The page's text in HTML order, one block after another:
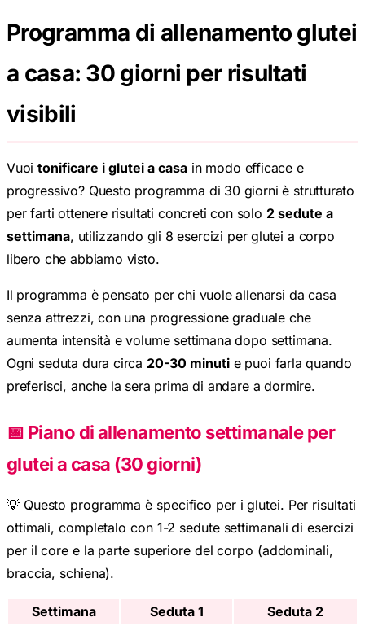
Programma di allenamento glutei
a casa: 30 giorni per risultati
visibili
Vuoitonificare i glutei a casa in modo efficace e
progressivo? Questo programma di 30 giorni è strutturato
per farti ottenere risultati concreti con solo 2 sedute a
settimana , utilizzando gli 8 esercizi per glutei a corpo
libero che abbiamo visto.
Il programma è pensato per chi vuole allenarsi da casa
senza attrezzi, con una progressione graduale che
aumenta intensità e volume settimana dopo settimana.
Ogni seduta dura circa 20-30 minutie puoi farla quando
preferisci, anche la sera prima di andare a dormire.
📅 Piano di allenamento settimanale per
glutei a casa (30 giorni)
💡 Questo programma è specifico per i glutei. Per risultati
ottimali, completalo con 1-2 sedute settimanali di esercizi
per il core e la parte superiore del corpo (addominali,
braccia, schiena).
Settimana Seduta 1 Seduta 2